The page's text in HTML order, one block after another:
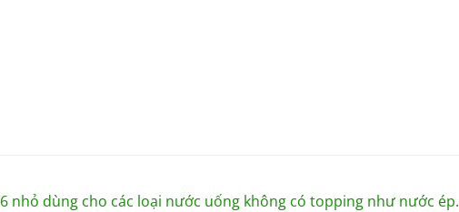
nhỏ dùng cho các loại nước uống không có topping như nước ép.